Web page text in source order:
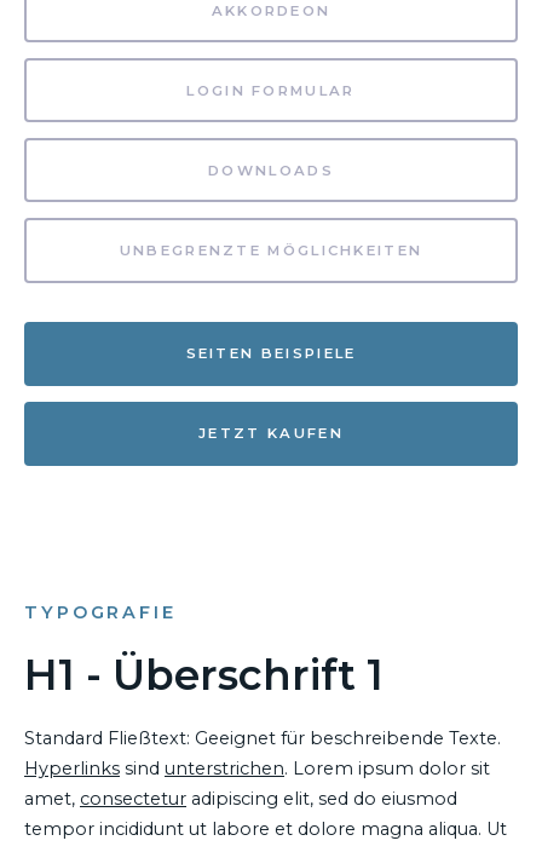
AKKORDEON
LOGIN FORMULAR
DOWNLOADS
UNBEGRENZTE MÖGLICHKEITEN
SEITEN BEISPIELE
JETZT KAUFEN
TYPOGRAFIE
H1 - Überschrift 1
Standard Fließtext: Geeignet für beschreibende Texte.
Hyperlinks sind unterstrichen. Lorem ipsum dolor sit
amet, consectetur adipiscing elit, sed do eiusmod
tempor incididunt ut labore et dolore magna aliqua. Ut